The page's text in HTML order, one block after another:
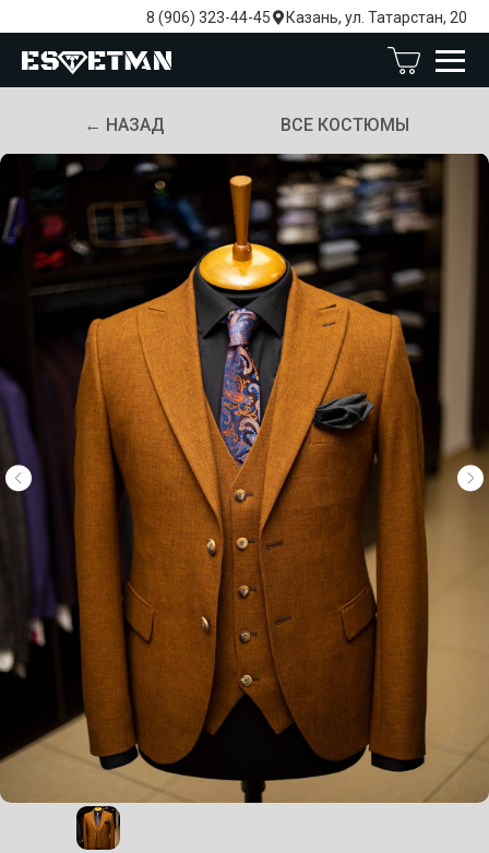
8 (906) 323-44-45 Казань, ул. Татарстан, 20
ВСЕ КОСТЮМЫ
← НАЗАД